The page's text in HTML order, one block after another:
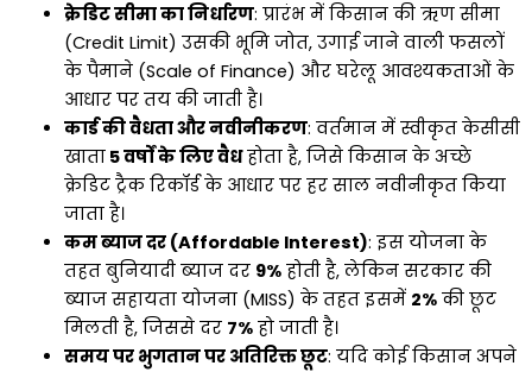
क्रेडिट सीमा का निर्धारण: प्रारंभ में किसान की ऋण सीमा
(Credit Limit) उसकी भूमि जोत, उगाई जाने वाली फसलों
के पैमाने (Scale of Finance) और घरेलू आवश्यकताओं के
आधार पर तय की जाती है।
कार्ड की वैधता और नवीनीकरण: वर्तमान में स्वीकृत केसीसी
खाता5 वर्षों के लिए वैधहोता है, जिसे किसान के अच्छे
क्रेडिट ट्रैक रिकॉर्ड के आधार पर हर साल नवीनीकृत किया
जाता है।
कम ब्याज दर (Affordable Interest): इस योजना के
तहत बुनियादी ब्याज दर 9%होती है, लेकिन सरकार की
ब्याज सहायता योजना (MISS) के तहत इसमें 2%की छूट
मिलती है, जिससे दर 7%हो जाती है।
समय पर भुगतान पर अतिरिक्त छूट: यदि कोई किसान अपने